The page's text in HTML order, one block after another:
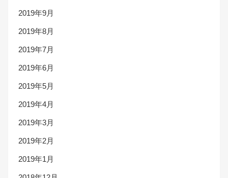
2019年9月
2019年8月
2019年7月
2019年6月
2019年5月
2019年4月
2019年3月
2019年2月
2019年1月